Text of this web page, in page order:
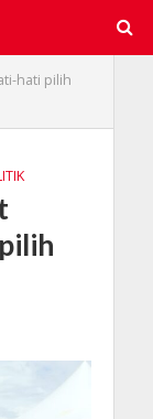
hati pilih